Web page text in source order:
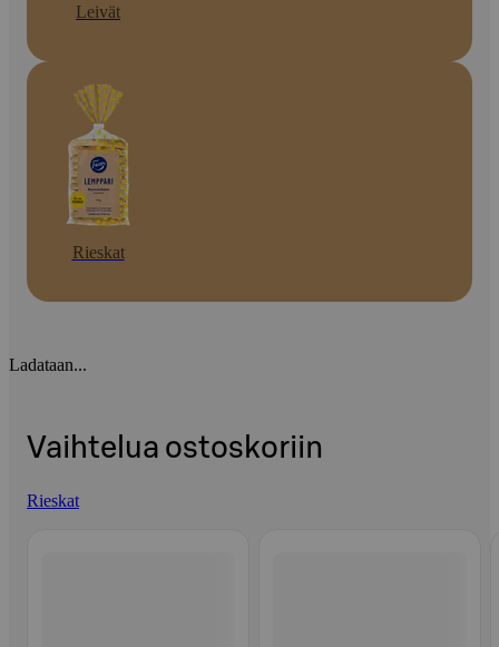
Leivät
Rieskat
Ladataan...
Vaihtelua ostoskoriin
Rieskat